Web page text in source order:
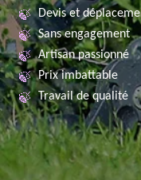
Devis et
Sans engagement
Artisan passionné
Prix imbattable
Travail de qualité